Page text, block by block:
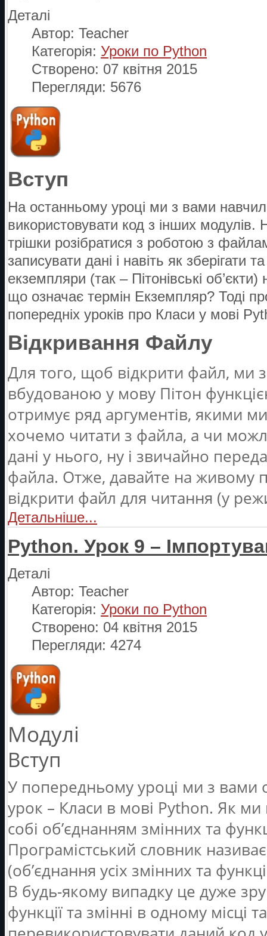
Деталі
Автор: Teacher
Категорія: Уроки по Python
Створено: 07 квітня 2015
Перегляди: 5676
Вступ
На останньому уроці ми з вами
використовувати код з інших
трішки розібратися з роботою з
записувати дані і навіть як зберігати
екземпляри (так – Пітонівські
що означає термін Екземпляр? Тоді
попередніх уроків про Класи у мові
Відкривання Файлу
Для того, щоб відкрити файл, ми
вбудованою у мову Пітон
отримує ряд аргументів, якими
хочемо читати з файла, а чи
дані у нього, ну і звичайно
файла. Отже, давайте на живому
відкрити файл для читання (у
Детальніше...
Python. Урок 9 –
Деталі
Автор: Teacher
Категорія: Уроки по Python
Створено: 04 квітня 2015
Перегляди: 4274
Модулі
Вступ
У попередньому уроці ми з вами
урок – Класи в мові Python. Як ми
собі об’єднанням змінних та
Програмістський словник називає
(об’єднання усіх змінних та
В будь-якому випадку це дуже
функції та змінні в одному